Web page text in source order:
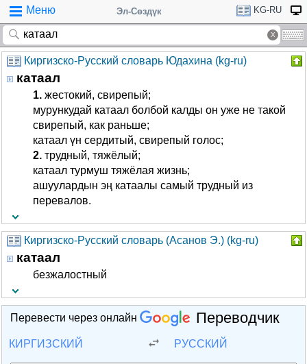
Меню Эл-Сөздүк KG-RU
Киргизско-Русский словарь Юдахина (kg-ru)
катаал
1. жестокий, свирепый;
мурункудай катаал болбой калды он уже не такой
свирепый, как раньше;
катаал үн сердитый, свирепый голос;
2. трудный, тяжёлый;
катаал турмуш тяжёлая жизнь;
ашуулардын эң катаалы самый трудный из
перевалов.
Киргизско-Русский словарь (Асанов Э.) (kg-ru)
катаал
безжалостный
Перевести через онлайн Переводчик
КИРГИЗСКИЙ РУССКИЙ